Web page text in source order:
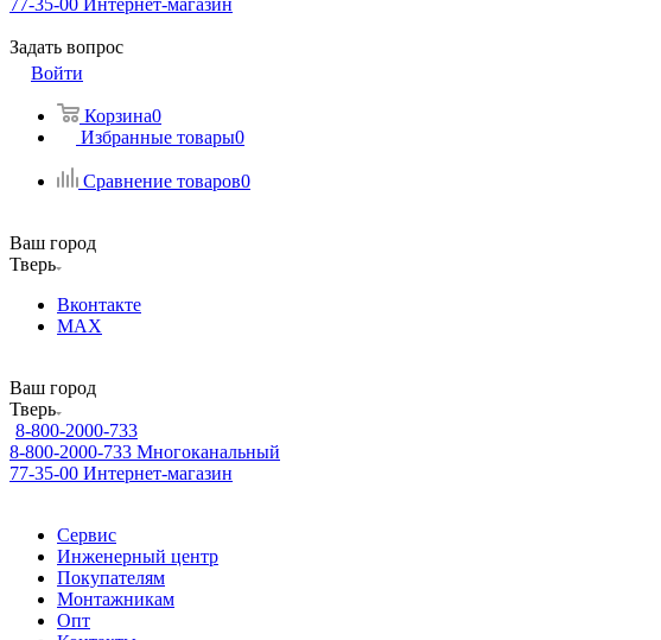
77-35-00 Интернет-магазин
Задать вопрос
Войти
Корзина0
Избранные товары0
Сравнение товаров0
Ваш город
Тверь
Вконтакте
MAX
Ваш город
Тверь
8-800-2000-733
8-800-2000-733 Многоканальный
77-35-00 Интернет-магазин
Сервис
Инженерный центр
Покупателям
Монтажникам
Опт